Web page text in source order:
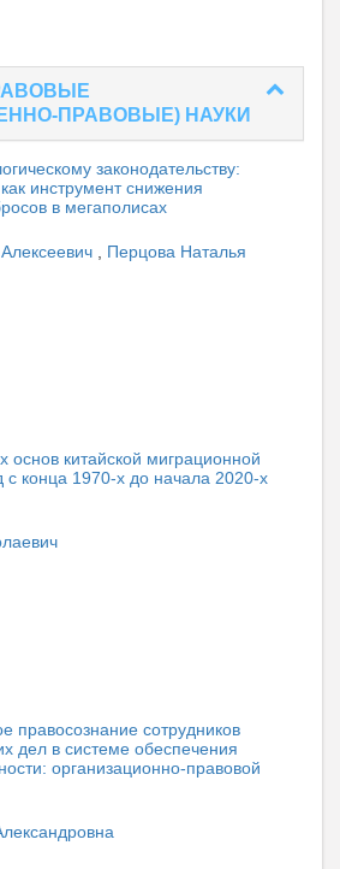
ПРАВОВЫЕ) НАУКИ
законодательству:
инструмент снижения
в мегаполисах
, Перцова Наталья
основ китайской миграционной
с конца 1970-х до начала 2020-х
правосознание сотрудников
дел в системе обеспечения
организационно-правовой